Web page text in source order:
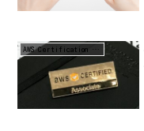
AWS Certification Exam